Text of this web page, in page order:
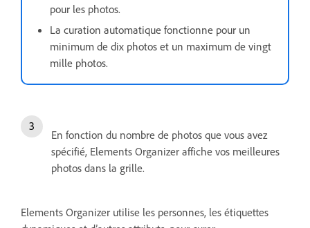
pour les photos.
La curation automatique fonctionne pour un
minimum de dix photos et un maximum de vingt
mille photos.
En fonction du nombre de photos que vous avez
spécifié, Elements Organizer affiche vos meilleures
photos dans la grille.
Elements Organizer utilise les personnes, les étiquettes